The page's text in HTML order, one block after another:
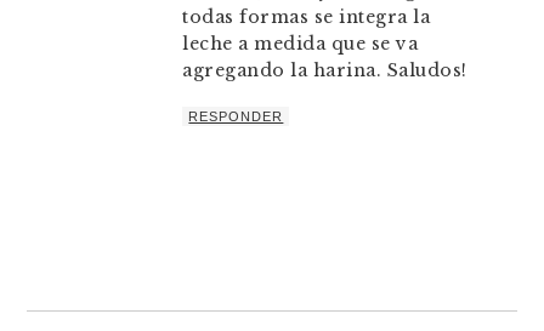
todas formas se integra la
leche a medida que se va
agregando la harina. Saludos!
RESPONDER